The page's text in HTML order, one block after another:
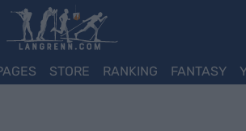
STORE RANKING FANTASY